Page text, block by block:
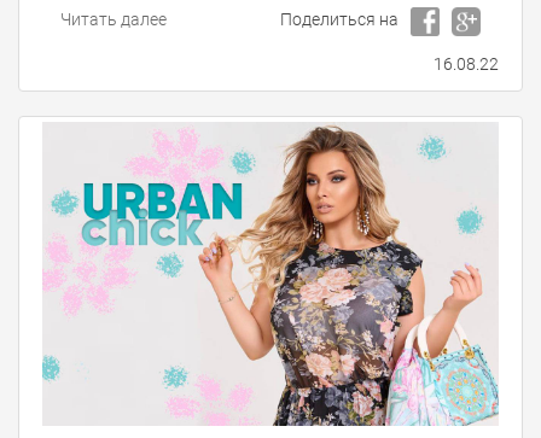
Читать далее Поделиться на
16.08.22